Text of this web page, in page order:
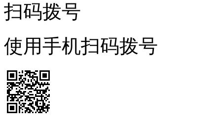
扫码拨号
使用手机扫码拨号